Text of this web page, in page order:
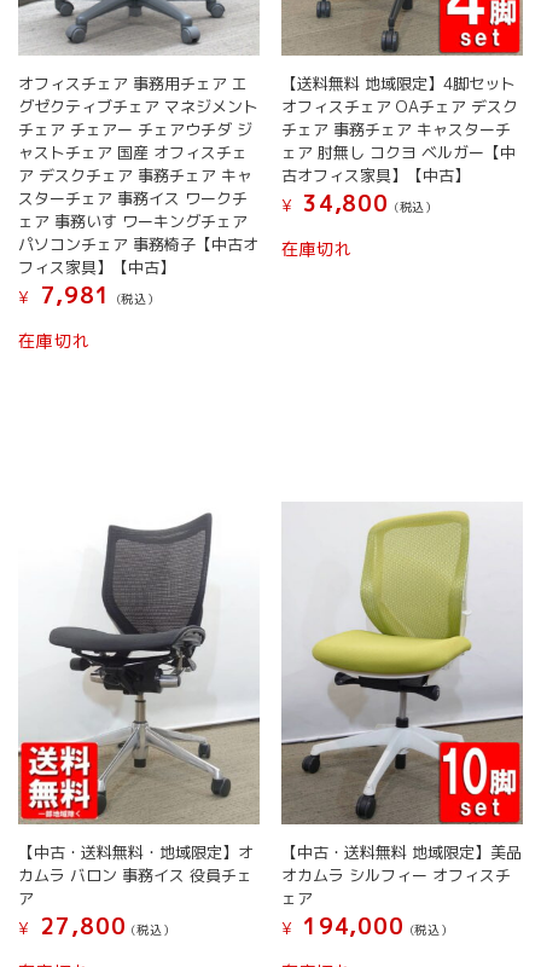
オフィスチェア 事務用チェア エ
グゼクティブチェア マネジメント
チェア チェアー チェアウチダ ジ
ャストチェア 国産 オフィスチェ
ア デスクチェア 事務チェア キャ
スターチェア 事務イス ワークチ
ェア 事務いす ワーキングチェア
パソコンチェア 事務椅子【中古オ
フィス家具】【中古】
¥
7,981 (税込）
在庫切れ
【送料無料 地域限定】4脚セット
オフィスチェア OAチェア デスク
チェア 事務チェア キャスターチ
ェア 肘無し コクヨ ベルガー【中
古オフィス家具】【中古】
¥
34,800 (税込）
在庫切れ
【中古・送料無料・地域限定】オ
カムラ バロン 事務イス 役員チェ
ア
¥
27,800 (税込）
【中古・送料無料 地域限定】美品
オカムラ シルフィー オフィスチ
ェア
¥
194,000 (税込）